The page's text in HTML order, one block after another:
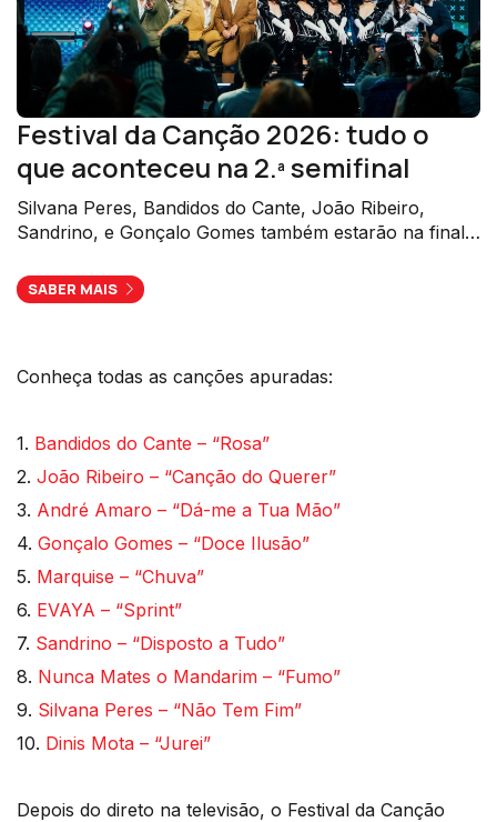
Festival da Canção 2026: tudo o
que aconteceu na 2.ª semifinal
Silvana Peres, Bandidos do Cante, João Ribeiro,
Sandrino, e Gonçalo Gomes também estarão na final
SABER MAIS
Conheça todas as canções apuradas:
1. Bandidos do Cante – “Rosa”
2. João Ribeiro – “Canção do Querer”
3. André Amaro – “Dá-me a Tua Mão”
4. Gonçalo Gomes – “Doce Ilusão”
5. Marquise – “Chuva”
6. EVAYA – “Sprint”
7. Sandrino – “Disposto a Tudo”
8. Nunca Mates o Mandarim – “Fumo”
9. Silvana Peres – “Não Tem Fim”
10. Dinis Mota – “Jurei”
Depois do direto na televisão, o Festival da Canção